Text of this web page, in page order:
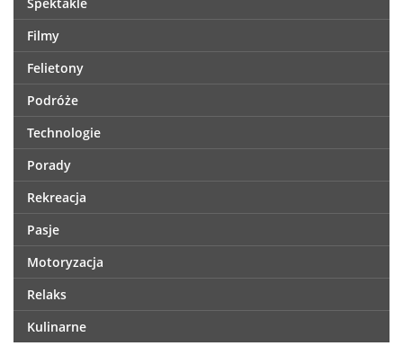
Filmy
Felietony
Podróże
Technologie
Porady
Rekreacja
Pasje
Motoryzacja
Relaks
Kulinarne